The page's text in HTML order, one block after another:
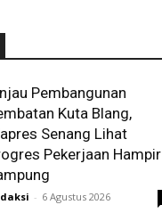
Pembangunan
Kuta Blang,
Senang Lihat
Pekerjaan Hampir
- 6 Agustus 2026